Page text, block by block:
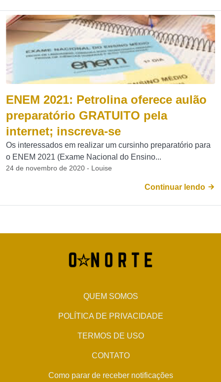
ENEM 2021: Petrolina oferece aulão
preparatório GRATUITO pela
internet; inscreva-se
Os interessados em realizar um cursinho preparatório para
o ENEM 2021 (Exame Nacional do Ensino...
24 de novembro de 2020 - Louise
Continuar lendo
QUEM SOMOS
POLÍTICA DE PRIVACIDADE
TERMOS DE USO
CONTATO
Como parar de receber notificações